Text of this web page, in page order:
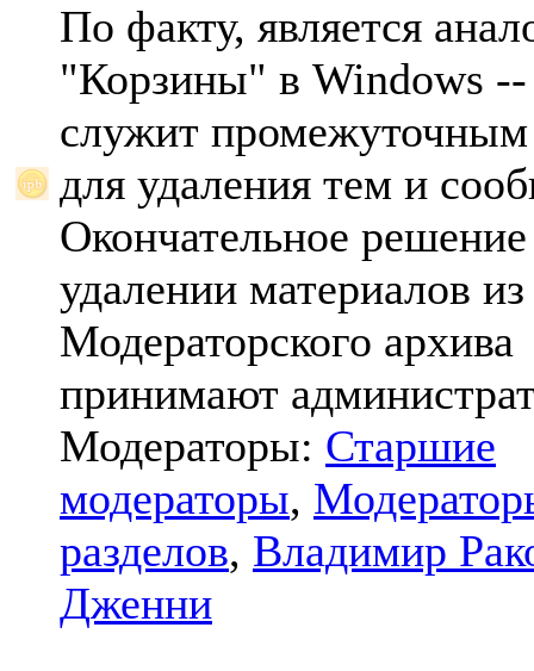
По факту, является
"Корзины" в Windows --
служит промежуточным
для удаления тем и
Окончательное
удалении материалов из
Модераторского архива
принимают
Модераторы: Старшие
модераторы,
разделов, Владимир
Дженни